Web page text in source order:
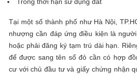
Tại một số thành phố như Hà Nội,
nhượng cần đáp ứng điều kiện là
hoặc phải đăng ký tạm trú dài hạn.
để được sang tên sổ đỏ cần có hợp
cư với chủ đầu tư và giấy chứng nhận